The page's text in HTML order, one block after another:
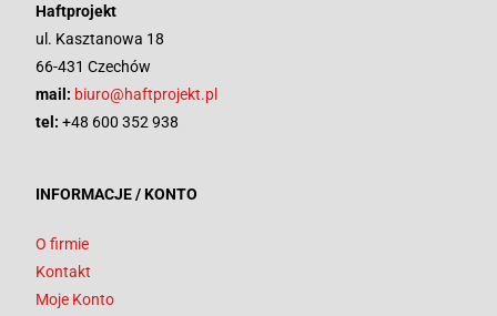
Haftprojekt
ul. Kasztanowa 18
66-431 Czechów
mail: biuro@haftprojekt.pl
tel: +48 600 352 938
INFORMACJE / KONTO
O firmie
Kontakt
Moje Konto